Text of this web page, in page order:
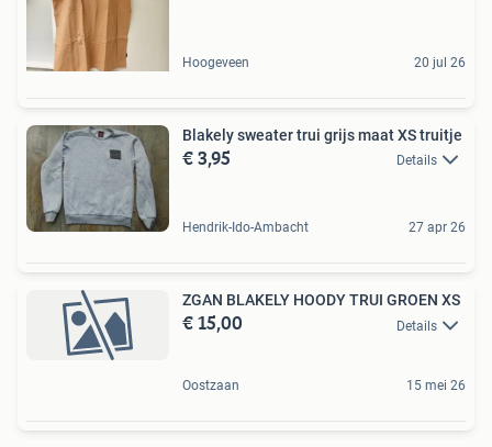
Hoogeveen 20 jul 26
Blakely sweater trui grijs maat XS truitje
€ 3,95 Details
Hendrik-Ido-Ambacht 27 apr 26
ZGAN BLAKELY HOODY TRUI GROEN XS
€ 15,00 Details
Oostzaan 15 mei 26